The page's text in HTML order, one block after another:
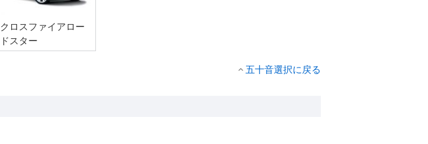
クロスファイアロー
ドスター
五十音選択に戻る